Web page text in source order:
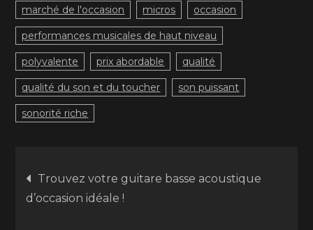
marché de l'occasion micros occasion
performances musicales de haut niveau
polyvalente prix abordable qualité
qualité du son et du toucher son puissant
sonorité riche
Navigation
de
Trouvez votre guitare basse acoustique
d’occasion idéale !